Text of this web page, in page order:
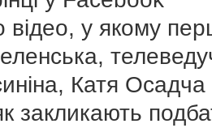
відео, у якому
Катя Осадча
закликають